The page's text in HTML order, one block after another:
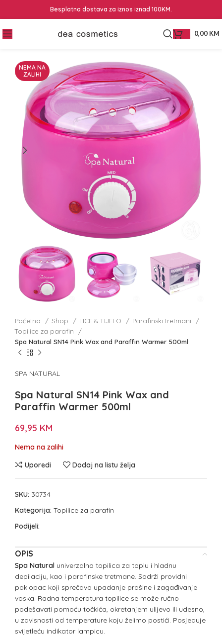
Besplatna dostava za iznos iznad 100KM.
0,00 KM
NEMA NA
ZALIHI
Početna Shop LICE & TIJELO
Parafinski tretmani
Topilice za parafin
Spa Natural SN14 Pink Wax and Paraffin Warmer 500ml
SPA NATURAL
Spa Natural SN14 Pink Wax and
Paraffin Warmer 500ml
69,95 KM
Nema na zalihi
Uporedi
Dodaj na listu želja
SKU: 30734
Kategorija: Topilice za parafin
Podijeli:
OPIS
Spa Natural univerzalna topilica za toplu i hladnu
depilaciju, kao i parafinske tretmane. Sadrži providni
poklopac koji sprečava upadanje prašine i zagađivanje
voska. Radna temperatura topilice se može ručno
podešavati pomoću točkića, okretanjem ulijevo ili udesno,
u zavisnosti od temperature koju želimo postići. Posjeduje
svijetleću indikator lampicu.